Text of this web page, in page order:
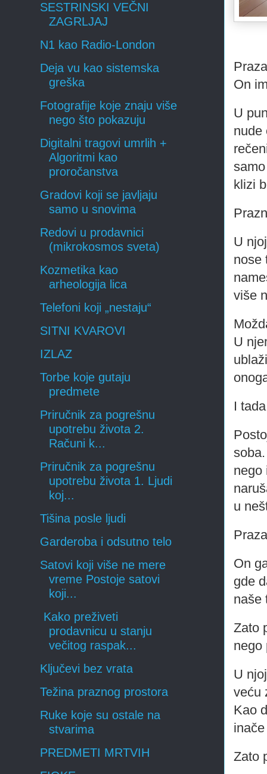
On
U
nude
klizi
U
nose
više
U
I
nego
u
On
gde
naše
Zato
nego
U
veću
Kao
Zato
SESTRINSKI VEČNI
ZAGRLJAJ
N1 kao Radio-London
Deja vu kao sistemska
greška
Fotografije koje znaju više
nego što pokazuju
Digitalni tragovi umrlih +
Algoritmi kao
proročanstva
Gradovi koji se javljaju
samo u snovima
Redovi u prodavnici
(mikrokosmos sveta)
Kozmetika kao
arheologija lica
Telefoni koji „nestaju“
SITNI KVAROVI
IZLAZ
Torbe koje gutaju
predmete
Priručnik za pogrešnu
upotrebu života 2.
Računi k...
Priručnik za pogrešnu
upotrebu života 1. Ljudi
koj...
Tišina posle ljudi
Garderoba i odsutno telo
Satovi koji više ne mere
vreme Postoje satovi
koji...
Kako preživeti
prodavnicu u stanju
večitog raspak...
Ključevi bez vrata
Težina praznog prostora
Ruke koje su ostale na
stvarima
PREDMETI MRTVIH